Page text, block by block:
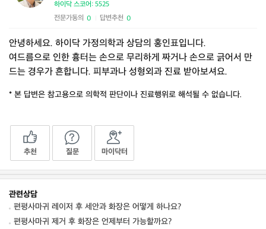
하이닥 스코어: 5525
전문가동의 0 답변추천 0
안녕하세요. 하이닥 가정의학과 상담의 홍인표입니다.
여드름으로 인한 흉터는 손으로 무리하게 짜거나 손으로 긁어서 만
드는 경우가 흔합니다. 피부과나 성형외과 진료 받아보셔요.
* 본 답변은 참고용으로 의학적 판단이나 진료행위로 해석될 수 없습니다.
추천 질문 마이닥터
관련상담
편평사마귀 레이저 후 세안과 화장은 어떻게 하나요?
편평사마귀 제거 후 화장은 언제부터 가능할까요?